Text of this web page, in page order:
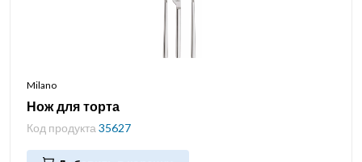
Milano
Нож для торта
Код продукта 35627